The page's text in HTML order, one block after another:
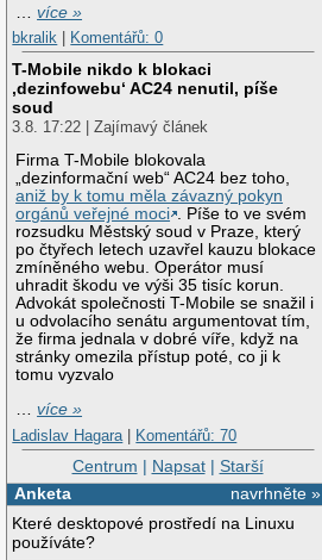
…více »
bkralik
Komentářů: 0
T-Mobile nikdo k blokaci
‚dezinfowebu‘ AC24 nenutil, píše
soud
3.8. 17:22 | Zajímavý článek
Firma T-Mobile blokovala
„dezinformační web“ AC24 bez toho,
aniž by k tomu měla závazný pokyn
orgánů veřejné moci . Píše to ve svém
rozsudku Městský soud v Praze, který
po čtyřech letech uzavřel kauzu blokace
zmíněného webu. Operátor musí
uhradit škodu ve výši 35 tisíc korun.
Advokát společnosti T-Mobile se snažil i
u odvolacího senátu argumentovat tím,
že firma jednala v dobré víře, když na
stránky omezila přístup poté, co ji k
tomu vyzvalo
…více »
Ladislav Hagara | Komentářů: 70
Centrum | Napsat| Starší
navrhněte »
Anketa
Které desktopové prostředí na Linuxu
používáte?